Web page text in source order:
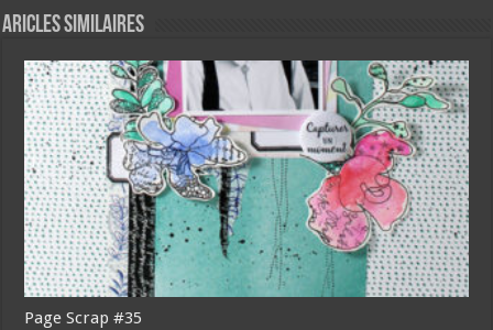
Aricles similaires
Page Scrap #35